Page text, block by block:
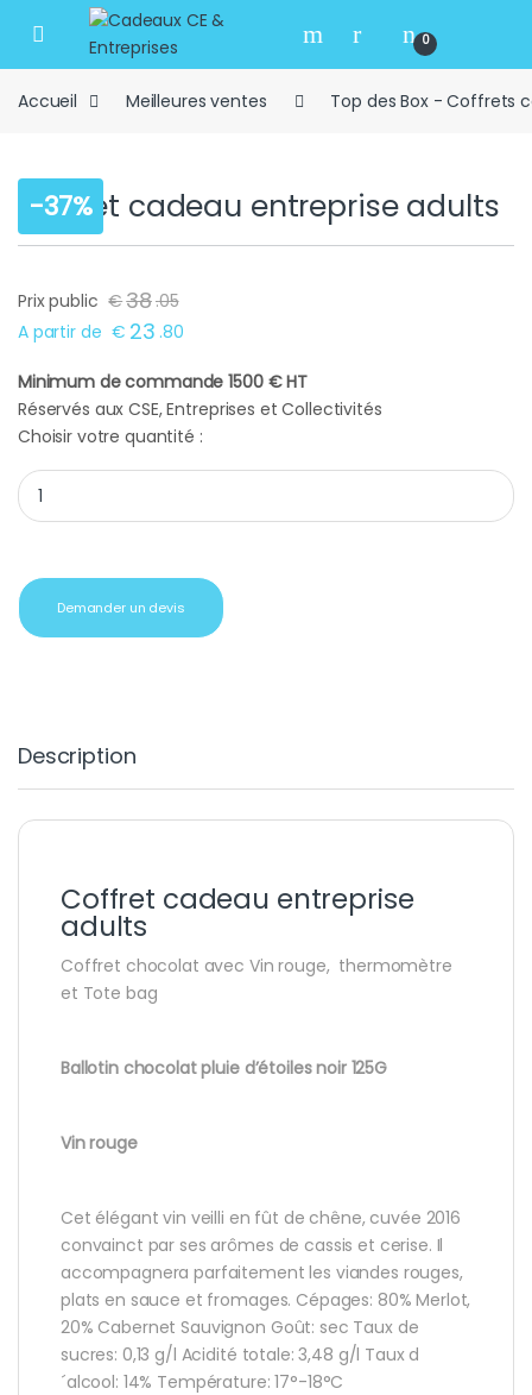
Skip to navigation
Skip to content
Open 0
Accueil Meilleures ventes Top des Box - Coffrets
-37%
Coffret cadeau entreprise adults
Prix public €38.05
A partir de € 23 .80
Minimum de commande 1500 € HT
Réservés aux CSE, Entreprises et Collectivités
Choisir votre quantité :
Coffret cadeau entreprise adults quantity
Demander un devis
Description
Coffret cadeau entreprise
adults
Coffret chocolat avec Vin rouge, thermomètre
et Tote bag
Ballotin chocolat pluie d’étoiles noir 125G
Vin rouge
Cet élégant vin veilli en fût de chêne, cuvée 2016
convainct par ses arômes de cassis et cerise. Il
accompagnera parfaitement les viandes rouges,
plats en sauce et fromages. Cépages: 80% Merlot,
20% Cabernet Sauvignon Goût: sec Taux de
sucres: 0,13 g/l Acidité totale: 3,48 g/l Taux d
´alcool: 14% Température: 17°-18°C